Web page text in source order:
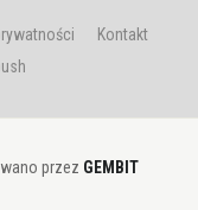
Kontakt
przez GEMBIT